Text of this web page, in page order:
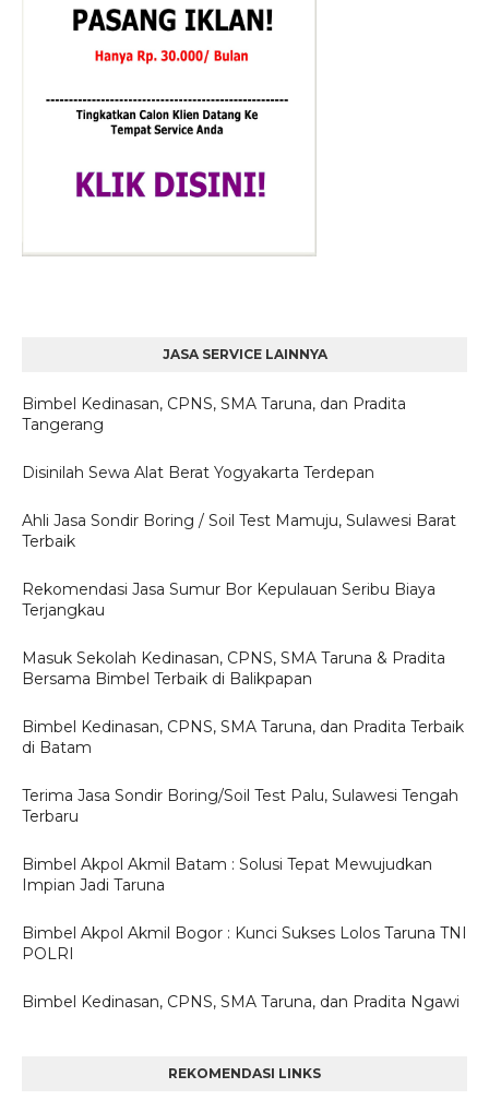
JASA SERVICE LAINNYA
Bimbel Kedinasan, CPNS, SMA Taruna, dan Pradita
Tangerang
Disinilah Sewa Alat Berat Yogyakarta Terdepan
Ahli Jasa Sondir Boring / Soil Test Mamuju, Sulawesi Barat
Terbaik
Rekomendasi Jasa Sumur Bor Kepulauan Seribu Biaya
Terjangkau
Masuk Sekolah Kedinasan, CPNS, SMA Taruna & Pradita
Bersama Bimbel Terbaik di Balikpapan
Bimbel Kedinasan, CPNS, SMA Taruna, dan Pradita Terbaik
di Batam
Terima Jasa Sondir Boring/Soil Test Palu, Sulawesi Tengah
Terbaru
Bimbel Akpol Akmil Batam : Solusi Tepat Mewujudkan
Impian Jadi Taruna
Bimbel Akpol Akmil Bogor : Kunci Sukses Lolos Taruna TNI
POLRI
Bimbel Kedinasan, CPNS, SMA Taruna, dan Pradita Ngawi
REKOMENDASI LINKS